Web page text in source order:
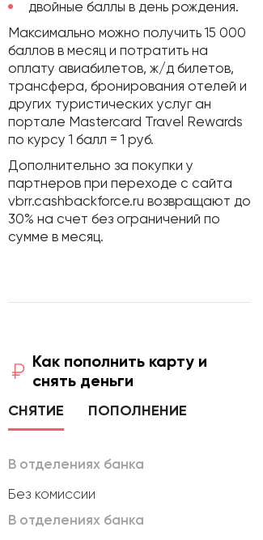
двойные баллы в день рождения.
Максимально можно получить 15 000
баллов в месяц и потратить на
оплату авиабилетов, ж/д билетов,
трансфера, бронирования отелей и
других туристических услуг ан
портале Mastercard Travel Rewards
по курсу 1 балл = 1 руб.
Дополнительно за покупки у
партнеров при переходе с сайта
vbrr.cashbackforce.ru возвращают до
30% на счет без ограничений по
сумме в месяц.
Как пополнить карту и
снять деньги
СНЯТИЕ ПОПОЛНЕНИЕ
В отделениях банка
Без комиссии
В отделениях банка